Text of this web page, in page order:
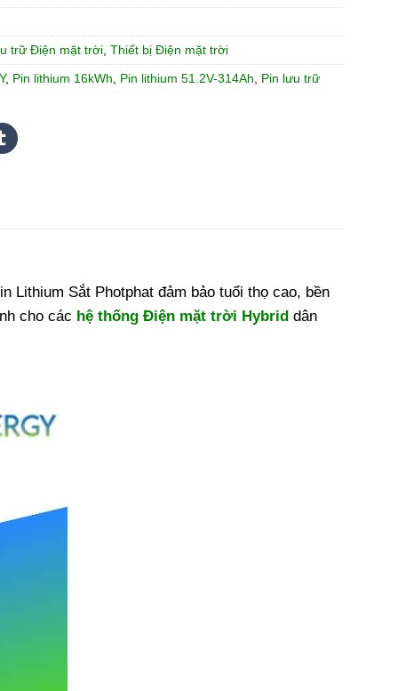
trữ Điện mặt trời Thiết bị Điện mặt trời
, Pin lithium 16kWh Pin lithium 51.2V-314Ah Pin lưu trữ
Lithium Sắt Photphat đảm bảo tuổi thọ cao, bền
cho các hệ thống Điện mặt trời Hybrid dân